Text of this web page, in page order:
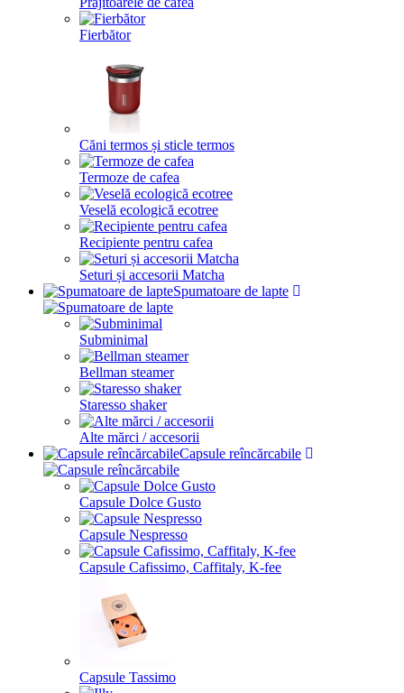
Fierbător
Căni termos și sticle termos
Termoze de cafea
Veselă ecologică ecotree
Recipiente pentru cafea
Seturi și accesorii Matcha
Spumatoare de lapte
Subminimal
Bellman steamer
Staresso shaker
Alte mărci / accesorii
Capsule reîncărcabile
Capsule Dolce Gusto
Capsule Nespresso
Capsule Cafissimo, Caffitaly, K-fee
Capsule Tassimo